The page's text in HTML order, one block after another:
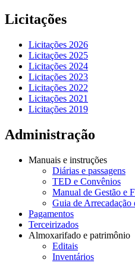
Licitações
Licitações 2026
Licitações 2025
Licitações 2024
Licitações 2023
Licitações 2022
Licitações 2021
Licitações 2019
Administração
Manuais e instruções
Diárias e passagens
TED e Convênios
Manual de Gestão e
Guia de Arrecadação
Pagamentos
Terceirizados
Almoxarifado e patrimônio
Editais
Inventários